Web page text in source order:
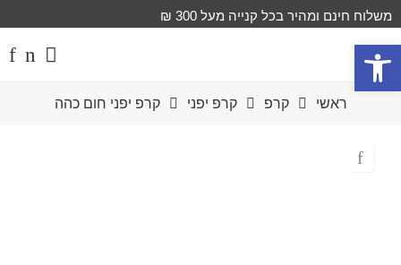
משלוח חינם ומהיר בכל קנייה מעל 300 ₪
ראשי קרפ קרפ יפני קרפ יפני חום כהה
פתח סרגל נגישות